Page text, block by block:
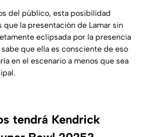
del público, esta posibilidad
que la presentación de Lamar sin
eclipsada por la presencia
que ella es consciente de eso
en el escenario a menos que sea
tendrá Kendrick